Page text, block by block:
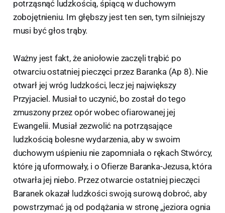
potrząsnąć ludzkością, śpiącą w duchowym
zobojętnieniu. Im głębszy jest ten sen, tym silniejszy
musi być głos trąby.
Ważny jest fakt, że aniołowie zaczęli trąbić po
otwarciu ostatniej pieczęci przez Baranka (Ap 8). Nie
otwarł jej wróg ludzkości, lecz jej największy
Przyjaciel. Musiał to uczynić, bo został do tego
zmuszony przez opór wobec ofiarowanej jej
Ewangelii. Musiał zezwolić na potrząsające
ludzkością bolesne wydarzenia, aby w swoim
duchowym uśpieniu nie zapomniała o rękach Stwórcy,
które ją uformowały, i o Ofierze Baranka-Jezusa, która
otwarła jej niebo. Przez otwarcie ostatniej pieczęci
Baranek okazał ludzkości swoją surową dobroć, aby
powstrzymać ją od podążania w stronę „jeziora ognia